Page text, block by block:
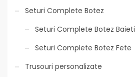
Seturi Complete Botez
Seturi Complete Botez Baieti
Seturi Complete Botez Fete
Trusouri personalizate